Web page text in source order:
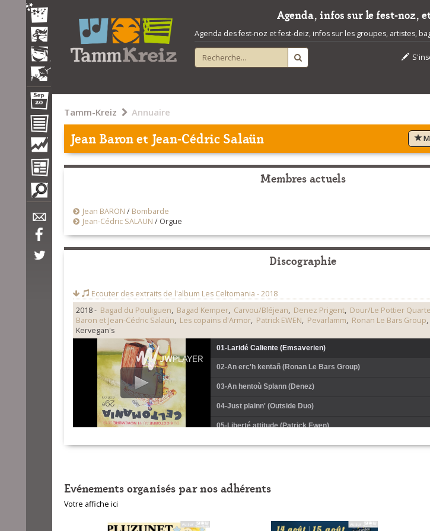
Agenda, infos sur le fest-noz,
Agenda des fest-noz et fest-deiz, infos sur les groupes, artistes,
Tamm-Kreiz Annuaire
Jean Baron et Jean-Cédric Salaün
Membres actuels
Jean BARON / Bombarde
Jean-Cédric SALAUN / Orgue
Discographie
Ecouter des extraits de l'album Les Celtomania - 2018
2018 - Bagad du Pouliguen, Bagad Kemper, Carvou/Bléjean, Denez Prigent, Dour/Le Pottier
Baron et Jean-Cédric Salaün, Les copains d'Armor, Patrick EWEN, Pevarlamm, Ronan Le Bars Group
Kervegan's
01-Laridé Caliente (Emsaverien)
02-An erc'h kentañ (Ronan Le Bars Group)
03-An hentoù Splann (Denez)
04-Just plainn' (Outside Duo)
05-Liberté attitude (Patrick Ewen)
06-Marche (Bagad Kemper)
08-The road to the fork (Egòn)
10-Buhé er ma prodig (Jean Baron et Jean-Cédric Salaün)
Evénements organisés par nos adhérents
Votre affiche ici